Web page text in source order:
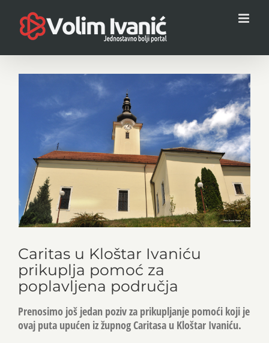
content
Caritas u Kloštar Ivaniću
prikuplja pomoć za
poplavljena područja
Prenosimo još jedan poziv za prikupljanje pomoći koji je
ovaj puta upućen iz župnog Caritasa u Kloštar Ivaniću.